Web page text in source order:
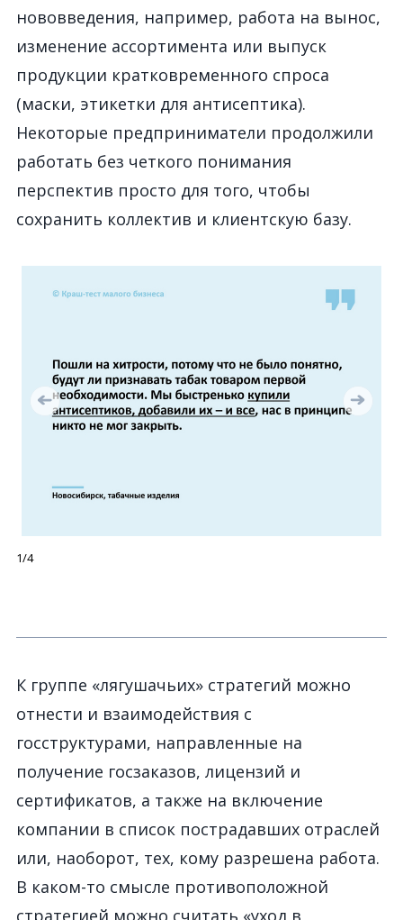
нововведения, например, работа на вынос,
изменение ассортимента или выпуск
продукции кратковременного спроса
(маски, этикетки для антисептика).
Некоторые предприниматели продолжили
работать без четкого понимания
перспектив просто для того, чтобы
сохранить коллектив и клиентскую базу.
1/4
К группе «лягушачьих» стратегий можно
отнести и взаимодействия с
госструктурами, направленные на
получение госзаказов, лицензий и
сертификатов, а также на включение
компании в список пострадавших отраслей
или, наоборот, тех, кому разрешена работа.
В каком-то смысле противоположной
стратегией можно считать «уход в